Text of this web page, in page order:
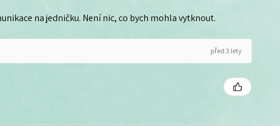
na jedničku. Není nic, co bych mohla vytknout.
před 3 lety